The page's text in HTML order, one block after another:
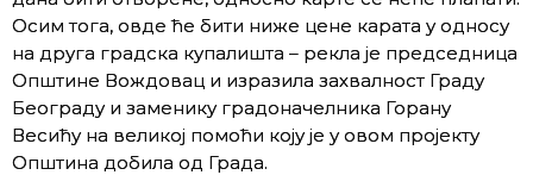
Осим тога, овде ће бити ниже цене карата у односу
на друга градска купалишта – рекла је председница
Општине Вождовац и изразила захвалност Граду
Београду и заменику градоначелника Горану
Весићу на великој помоћи коју је у овом пројекту
Општина добила од Града.